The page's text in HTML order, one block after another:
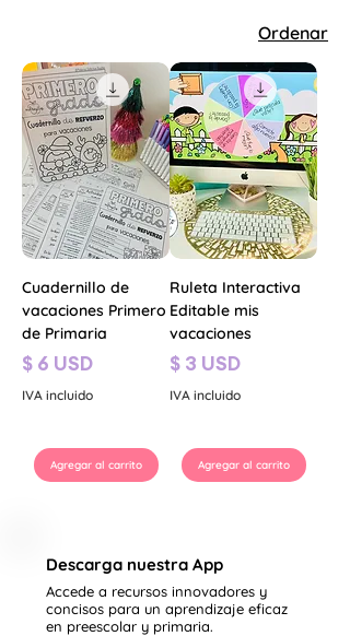
Ordenar
Cuadernillo de
vacaciones Primero
de Primaria
Precio
$ 6 USD
IVA incluido
Agregar al carrito
Ruleta Interactiva
Editable mis
vacaciones
Precio
$ 3 USD
IVA incluido
Agregar al carrito
Descarga nuestra App
Accede a recursos innovadores y
concisos para un aprendizaje eficaz
en preescolar y primaria.